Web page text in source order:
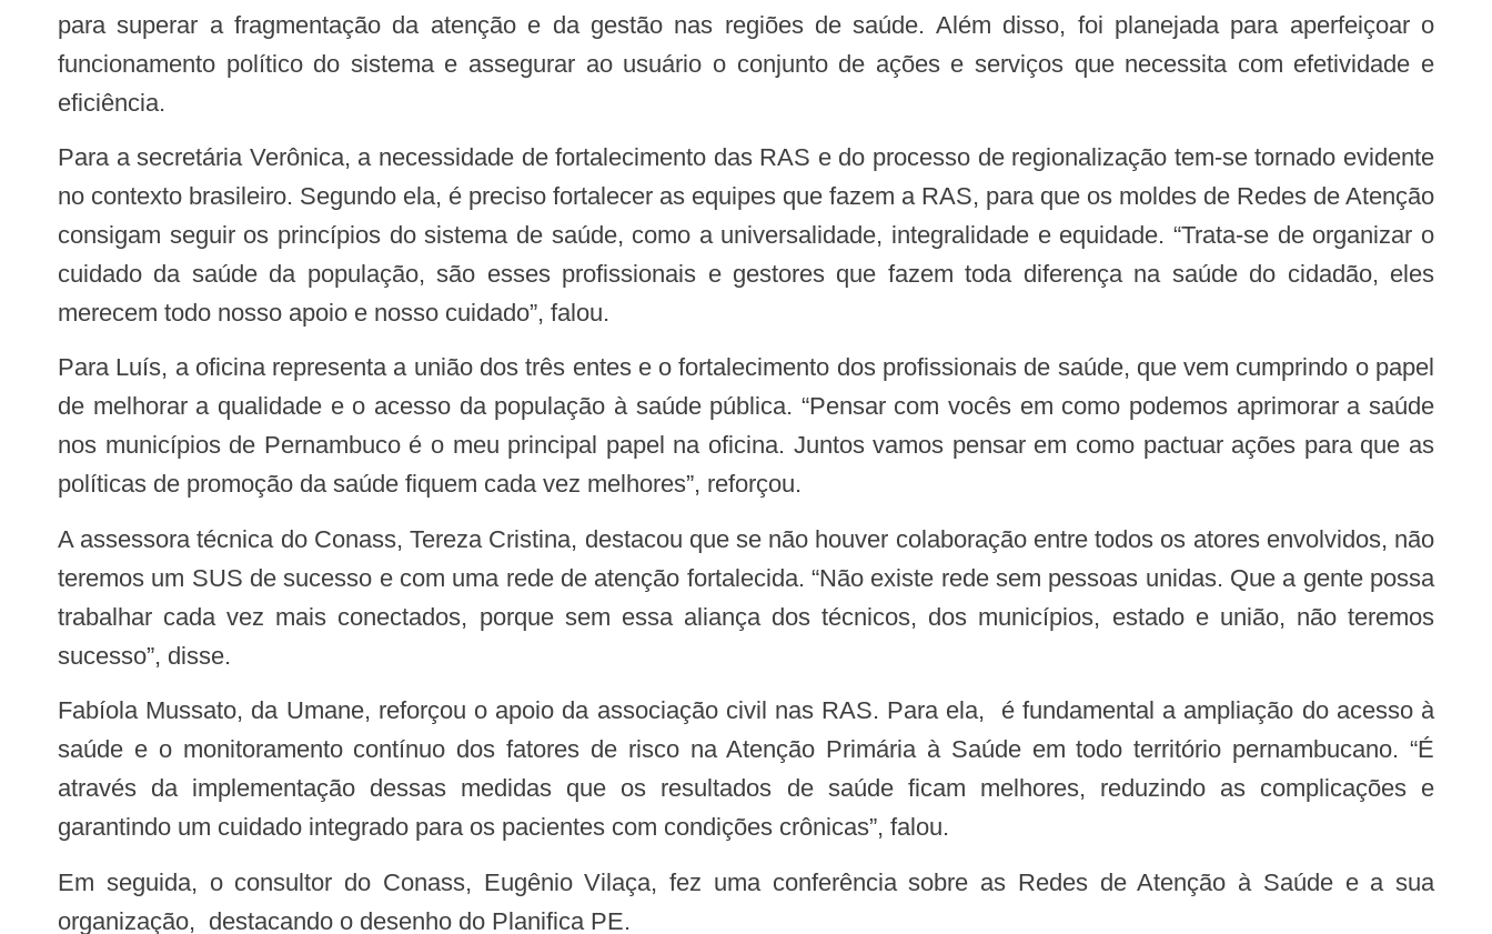
para superar a fragmentação da atenção e da gestão nas regiões de saúde. Além disso, foi planejada para aperfeiçoar o
funcionamento político do sistema e assegurar ao usuário o conjunto de ações e serviços que necessita com efetividade e
eficiência.
Para a secretária Verônica, a necessidade de fortalecimento das RAS e do processo de regionalização tem-se tornado evidente
no contexto brasileiro. Segundo ela, é preciso fortalecer as equipes que fazem a RAS, para que os moldes de Redes de Atenção
consigam seguir os princípios do sistema de saúde, como a universalidade, integralidade e equidade. “Trata-se de organizar o
cuidado da saúde da população, são esses profissionais e gestores que fazem toda diferença na saúde do cidadão, eles
merecem todo nosso apoio e nosso cuidado”, falou.
Para Luís, a oficina representa a união dos três entes e o fortalecimento dos profissionais de saúde, que vem cumprindo o papel
de melhorar a qualidade e o acesso da população à saúde pública. “Pensar com vocês em como podemos aprimorar a saúde
nos municípios de Pernambuco é o meu principal papel na oficina. Juntos vamos pensar em como pactuar ações para que as
políticas de promoção da saúde fiquem cada vez melhores”, reforçou.
A assessora técnica do Conass, Tereza Cristina, destacou que se não houver colaboração entre todos os atores envolvidos, não
teremos um SUS de sucesso e com uma rede de atenção fortalecida. “Não existe rede sem pessoas unidas. Que a gente possa
trabalhar cada vez mais conectados, porque sem essa aliança dos técnicos, dos municípios, estado e união, não teremos
sucesso”, disse.
Fabíola Mussato, da Umane, reforçou o apoio da associação civil nas RAS. Para ela, é fundamental a ampliação do acesso à
saúde e o monitoramento contínuo dos fatores de risco na Atenção Primária à Saúde em todo território pernambucano. “É
através da implementação dessas medidas que os resultados de saúde ficam melhores, reduzindo as complicações e
garantindo um cuidado integrado para os pacientes com condições crônicas”, falou.
Em seguida, o consultor do Conass, Eugênio Vilaça, fez uma conferência sobre as Redes de Atenção à Saúde e a sua
organização, destacando o desenho do Planifica PE.